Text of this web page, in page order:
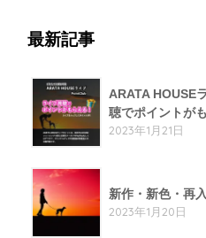
最新記事
ARATA HOUSE
聴でポイントが
2023年1月21日
新作・新色・再
2023年1月20日